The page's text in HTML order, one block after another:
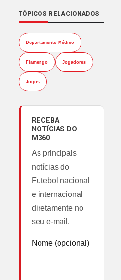
TÓPICOS RELACIONADOS
Departamento Médico
Flamengo Jogadores
Jogos
RECEBA
NOTÍCIAS DO
M360
As principais
notícias do
Futebol nacional
e internacional
diretamente no
seu e-mail.
Nome (opcional)